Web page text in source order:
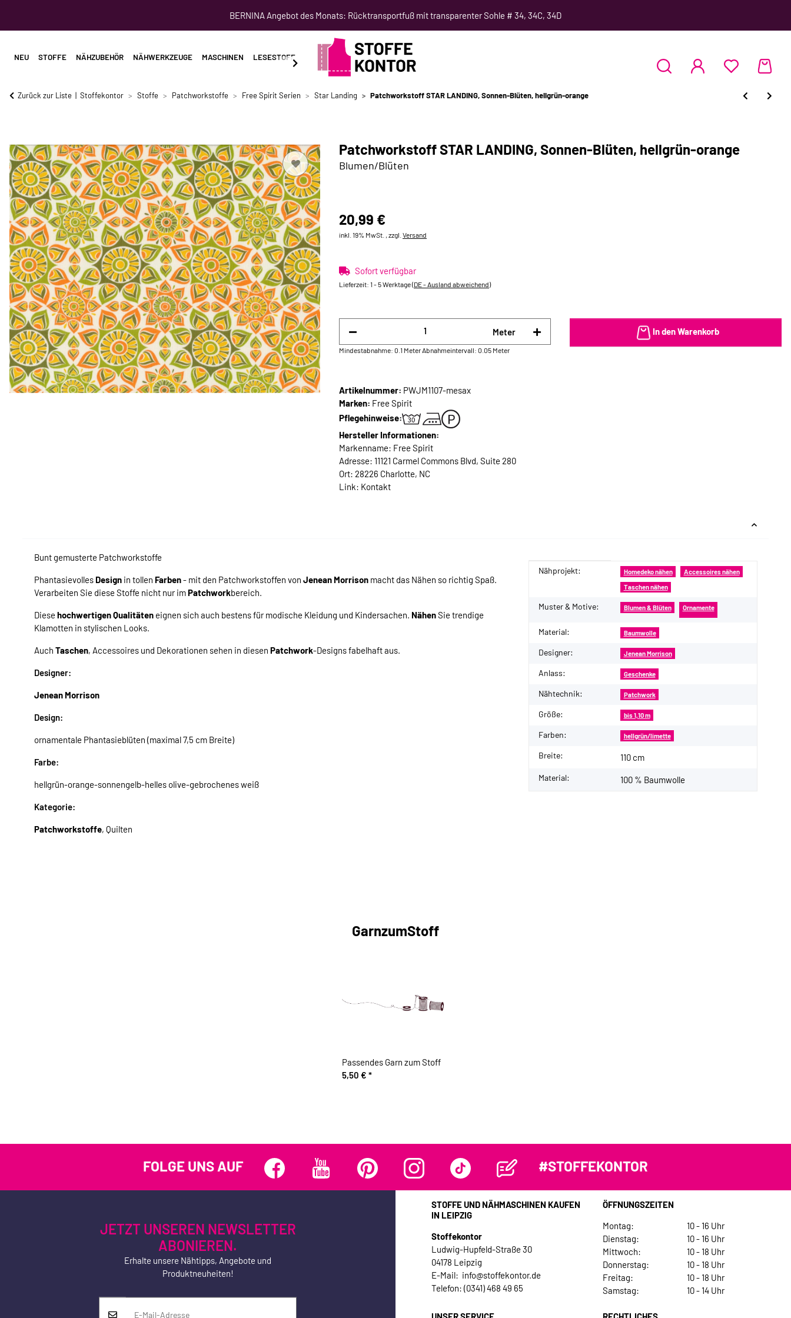
BERNINA Angebot des Monats: Rücktransportfuß mit transparenter Sohle # 34, 34C, 34D
NEU STOFFE NÄHZUBEHÖR NÄHWERKZEUGE MASCHINEN LESESTOFF SCHNITTMUSTER NÄHKURSE
Zurück zur Liste Stoffekontor Stoffe Patchworkstoffe Free Spirit Serien Star Landing Patchworkstoff STAR LANDING, Sonnen-Blüten, hellgrün-orange
Patchworkstoff STAR LANDING, Sonnen-Blüten, hellgrün-orange
Blumen/Blüten
20,99 €
inkl. 19% MwSt. , zzgl. Versand
Sofort verfügbar
Lieferzeit: 1 - 5 Werktage(DE - Ausland abweichend)
Meter
Mindestabnahme: 0.1 MeterAbnahmeintervall: 0.05 Meter
In den Warenkorb
Artikelnummer: PWJM1107-mesax
Marken: Free Spirit
Pflegehinweise:
Hersteller Informationen:
Markenname: Free Spirit
Adresse: 11121 Carmel Commons Blvd, Suite 280
Ort: 28226 Charlotte, NC
Link: Kontakt
Bunt gemusterte Patchworkstoffe
Phantasievolles Design in tollen Farben- mit den Patchworkstoffen von Jenean Morrison macht das Nähen so richtig Spaß.
Verarbeiten Sie diese Stoffe nicht nur imPatchworkbereich.
Diese hochwertigen Qualitäten eignen sich auch bestens für modische Kleidung und Kindersachen. NähenSie trendige
Klamotten in stylischen Looks.
Auch Taschen, Accessoires und Dekorationen sehen in diesen Patchwork-Designs fabelhaft aus.
Designer:
Jenean Morrison
Design:
ornamentale Phantasieblüten (maximal 7,5 cm Breite)
Farbe:
hellgrün-orange-sonnengelb-helles olive-gebrochenes weiß
Kategorie:
Patchworkstoffe, Quilten
Produkteigenschaft
Wert
Nähprojekt: Homedeko nähen Accessoires nähen
Taschen nähen
Muster & Motive: Blumen & Blüten Ornamente
Material: Baumwolle
Designer: Jenean Morrison
Anlass: Geschenke
Nähtechnik: Patchwork
Größe: bis 1,10 m
Farben: hellgrün/limette
Breite: 110 cm
Material: 100 % Baumwolle
GarnzumStoff
Passendes Garn zum Stoff
5,50 € *
FOLGE UNS AUF #STOFFEKONTOR
JETZT UNSEREN NEWSLETTER
ABONIEREN.
Erhalte unsere Nähtipps, Angebote und
Produktneuheiten!
STOFFE UND NÄHMASCHINEN KAUFEN
IN LEIPZIG
Stoffekontor
Ludwig-Hupfeld-Straße 30
04178 Leipzig
E-Mail: info@stoffekontor.de
Telefon: (0341) 468 49 65
ÖFFNUNGSZEITEN
Montag:
10 - 16 Uhr
Dienstag:
10 - 16 Uhr
Mittwoch:
10 - 18 Uhr
Donnerstag:
10 - 18 Uhr
Freitag:
10 - 18 Uhr
Samstag:
10 - 14 Uhr